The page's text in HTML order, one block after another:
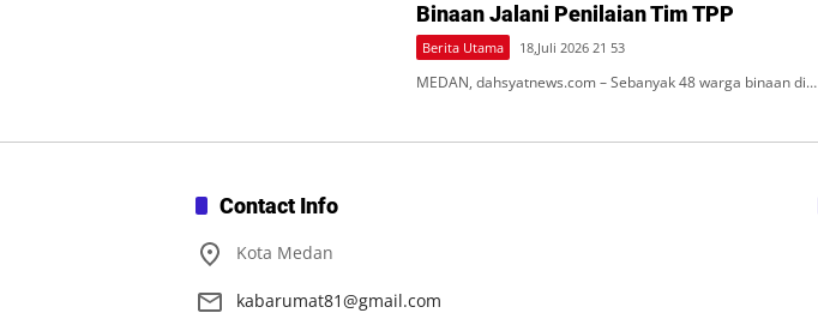
Binaan Jalani Penilaian Tim TPP
Berita Utama 18,Juli 2026 21 53
MEDAN, dahsyatnews.com – Sebanyak 48 warga binaan di…
Contact Info
Kota Medan
kabarumat81@gmail.com